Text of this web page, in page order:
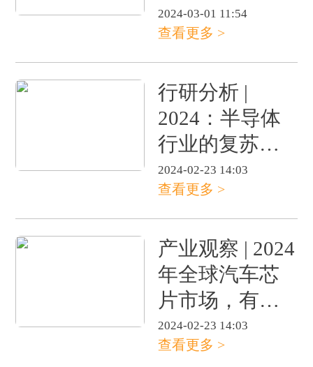
产EDA的产业
发展之路
2024-03-01 11:54
查看更多 >
行研分析 |
2024：半导体
行业的复苏与
增长之年
2024-02-23 14:03
查看更多 >
产业观察 | 2024
年全球汽车芯
片市场，有大
动作！
2024-02-23 14:03
查看更多 >